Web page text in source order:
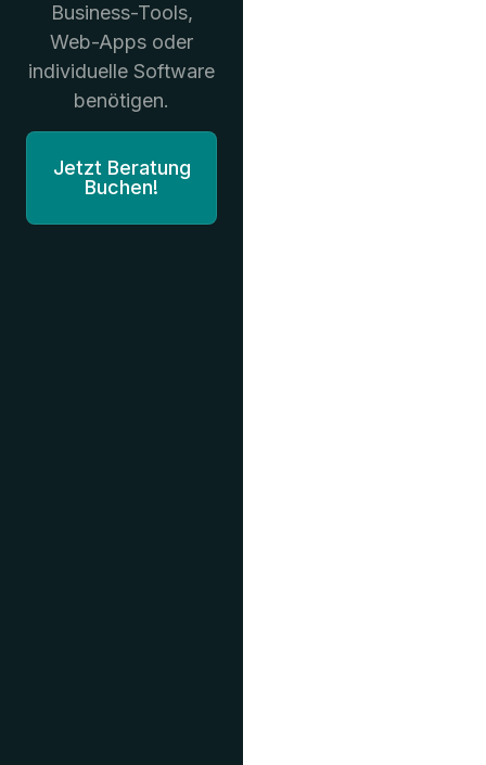
Business-Tools,
Web-Apps oder
individuelle Software
benötigen.
Jetzt Beratung
Buchen!